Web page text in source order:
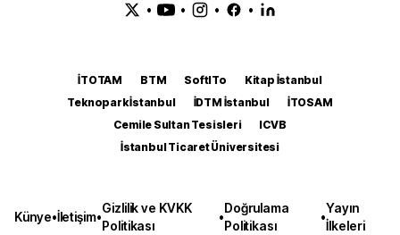
• • • •
İTOTAM BTM SoftITo
Kitap İstanbul
Teknopark İstanbul
İDTM İstanbul
İTOSAM
Cemile Sultan Tesisleri
ICVB
İstanbul Ticaret Üniversitesi
Künye•İletişim•
Gizlilik ve KVKK
Politikası
•
Doğrulama
Politikası
•
Yayın
İlkeleri